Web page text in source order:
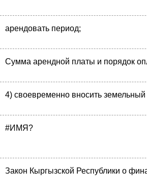
арендовать период;
Сумма арендной платы и порядок
4) своевременно вносить земельный
#ИМЯ?
Закон Кыргызской Республики о